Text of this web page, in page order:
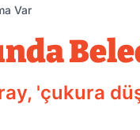
Var
'çukura